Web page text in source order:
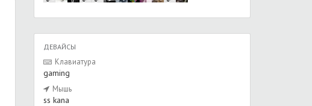
ДЕВАЙСЫ
Клавиатура
gaming
Мышь
ss kana